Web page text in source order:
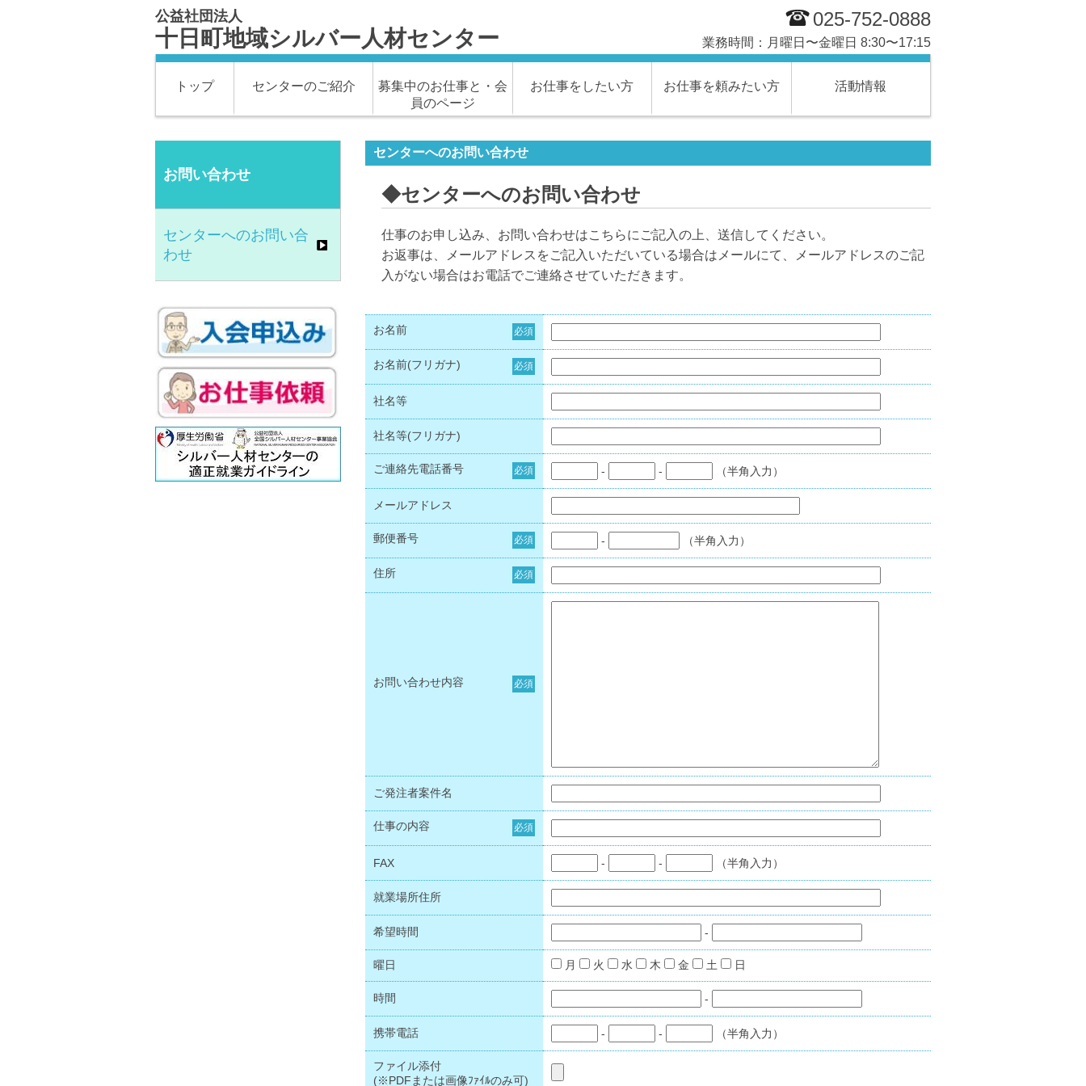
公益社団法人
十日町地域シルバー人材センター
025-752-0888
業務時間：月曜日〜金曜日 8:30〜17:15
トップ センターのご紹介
募集中のお仕事と・会
員のページ
お仕事をしたい方 お仕事を頼みたい方 活動情報
センターへのお問い合わせ
◆センターへのお問い合わせ
仕事のお申し込み、お問い合わせはこちらにご記入の上、送信してください。
お返事は、メールアドレスをご記入いただいている場合はメールにて、メールアドレスのご記
入がない場合はお電話でご連絡させていただきます。
お名前 必須
お名前(フリガナ) 必須
社名等
社名等(フリガナ)
ご連絡先電話番号 必須 - - （半角入力）
メールアドレス
郵便番号 必須 - （半角入力）
住所 必須
お問い合わせ内容 必須
ご発注者案件名
仕事の内容 必須
FAX - - （半角入力）
就業場所住所
希望時間 -
曜日 月 火 水 木 金 土 日
時間 -
携帯電話 - - （半角入力）
ファイル添付
(※PDFまたは画像ﾌｧｲﾙのみ可)
お問い合わせ
センターへのお問い合
わせ